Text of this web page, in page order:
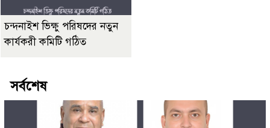
চন্দনাইশ ভিক্ষু পরিষদের নতুন
কার্যকরী কমিটি গঠিত
সর্বশেষ